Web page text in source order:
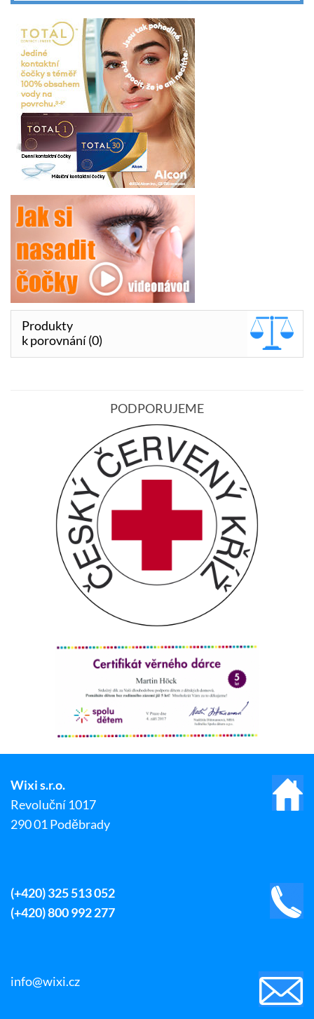
Produkty
k porovnání (0)
PODPORUJEME
Wixi s.r.o.
Revoluční 1017
290 01 Poděbrady
(+420) 325 513 052
(+420) 800 992 277
info@wixi.cz